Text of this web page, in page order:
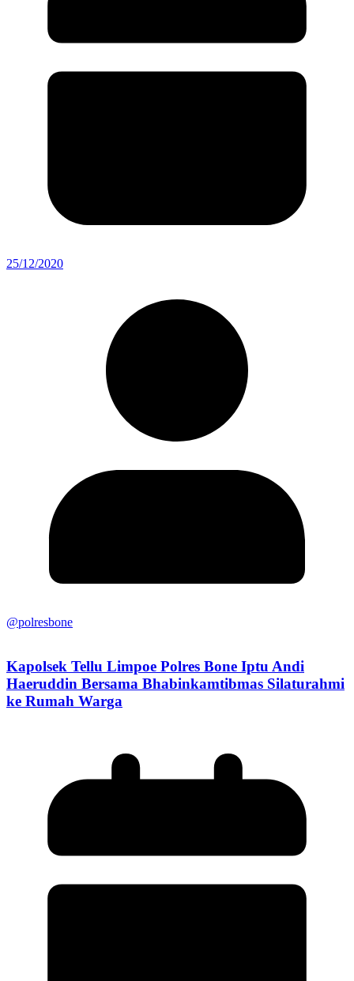
25/12/2020
@polresbone
Kapolsek Tellu Limpoe Polres Bone Iptu Andi
Haeruddin Bersama Bhabinkamtibmas Silaturahmi
ke Rumah Warga